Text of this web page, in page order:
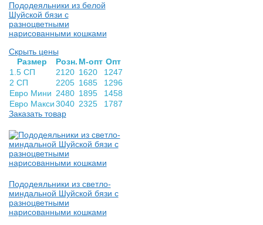
Пододеяльники из белой
Шуйской бязи с
разноцветными
нарисованными кошками
Скрыть цены
Раз­мер
Розн. М-опт Опт
1.5 СП
2120 1620
1247
2 СП
2205 1685
1296
Евро Мини 2480 1895
1458
Евро Макси3040 2325
1787
Заказать товар
Пододеяльники из светло-
миндальной Шуйской бязи с
разноцветными
нарисованными кошками